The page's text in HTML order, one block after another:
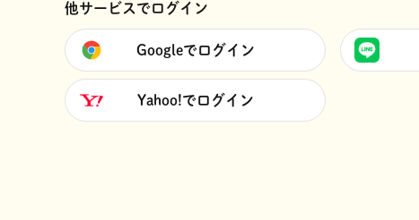
他サービスでログイン
Googleでログイン
Yahoo!でログイン